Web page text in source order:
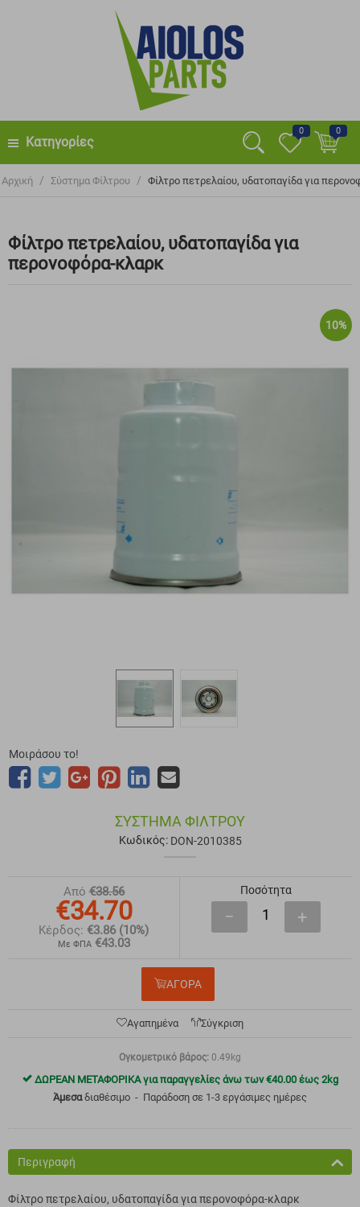
Κατηγορίες
0 0
Αρχική / Σύστημα Φίλτρου / Φίλτρο πετρελαίου, υδατοπαγίδα για
Φίλτρο πετρελαίου, υδατοπαγίδα για
περονοφόρα-κλαρκ
10%
Μοιράσου το!
ΣΎΣΤΗΜΑ ΦΊΛΤΡΟΥ
Κωδικός: DON-2010385
Από €38.56
€34.70
Κέρδος: €3.86 (10%)
Με ΦΠΑ €43.03
Ποσότητα
+
−
ΑΓΟΡΑ
Αγαπημένα Σύγκριση
Ογκομετρικό βάρος: 0.49kg
ΔΩΡΕΑΝ ΜΕΤΑΦΟΡΙΚΑ για παραγγελίες άνω των€40.00έως 2kg
Άμεσαδιαθέσιμο Παράδοση σε 1-3 εργάσιμες ημέρες
Περιγραφή
Φίλτρο πετρελαίου, υδατοπαγίδα για περονοφόρα-κλαρκ